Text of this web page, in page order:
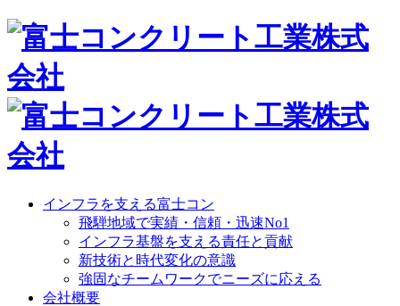
インフラを支える富士コン
飛騨地域で実績・信頼・迅速No1
インフラ基盤を支える責任と貢献
新技術と時代変化の意識
強固なチームワークでニーズに応える
会社概要